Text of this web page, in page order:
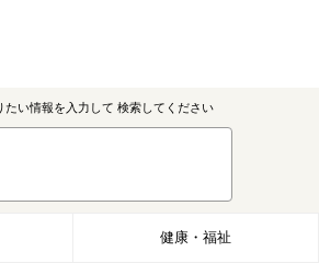
たい情報を入力して 検索してください
健康・福祉